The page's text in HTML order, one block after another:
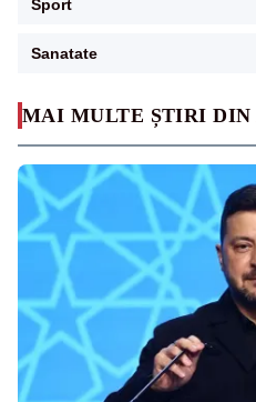
MAI MULTE ȘTIRI DIN
Sport
Sanatate